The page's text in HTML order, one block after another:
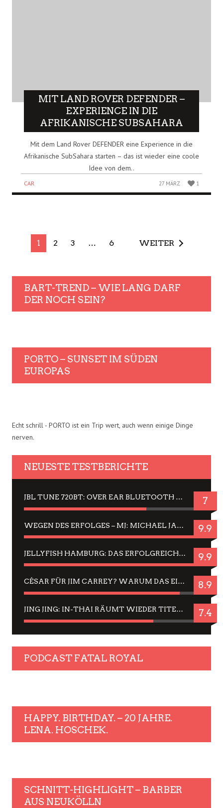
MIT LAND ROVER DEFENDER –
EXPERIENCE IN DIE
AFRIKANISCHE SUBSAHARA
Mit dem Land Rover DEFENDER eine Experience in die
Afrikanische SubSahara starten – das ist wieder eine coole
Idee von dem..
CAR 27 MÄRZ 1
1 2 3 … 6 WEITER
BART-TREND – WIE LANG DARF
DER NOCH SEIN?
PORTO – SUNSET IM SÜDEN
EUROPAS
Echt schrill - PORTO ist ein Trip wert, auch wenn einige Dinge
nerven.
NEUESTE TESTBERICHTE
JBL TUNE 720BT: OVER EAR BLUETOOTH KOPFHÖRER UM DIE 50,-€ IM DAUER-TEST 7
WEGEN DES ERFOLGES – MJ: MICHAEL JACKSON MUSICAL IN EINER MATINEE SEHEN 9.9
JELLYFISH HAMBURG: DAS ERFOLGREICHE SOMMER-MENÜ 2025 IN GEFÜHLEN UND BILDERN 9.9
CÉSAR FÜR JIM CARREY? WARUM DAS EINER DER NERVIGSTEN ACTORS IST UND BLEIBT 8.9
JING JING: IN-THAI RÄUMT WIEDER TITEL AB – EIN ZWEI-STUNDEN-ERLEBNISBERICHT 7.4
PODCAST FATAL ROYAL
HAPPY. BIRTHDAY. – 20 JAHRE.
LENA. HOSCHEK.
SCHNITT-HIGHLIGHT – BARBER
AUS NEUKÖLLN